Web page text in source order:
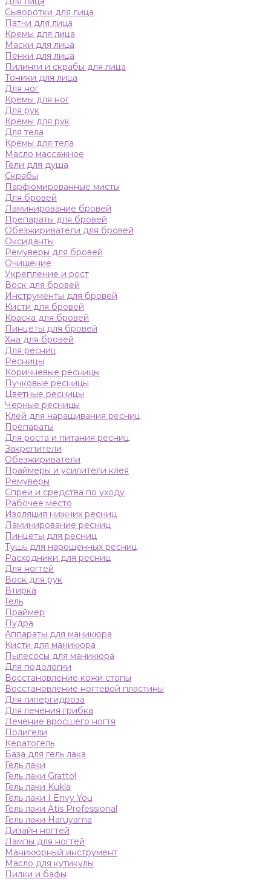
Сыворотки для лица
Патчи для лица
Кремы для лица
Маски для лица
Пенки для лица
Пилинги и скрабы для лица
Тоники для лица
Для ног
Кремы для ног
Для рук
Кремы для рук
Для тела
Кремы для тела
Масло массажное
Гели для душа
Скрабы
Парфюмированные мисты
Для бровей
Ламинирование бровей
Препараты для бровей
Обезжириватели для бровей
Оксиданты
Ремуверы для бровей
Очищение
Укрепление и рост
Воск для бровей
Инструменты для бровей
Кисти для бровей
Краска для бровей
Пинцеты для бровей
Хна для бровей
Для ресниц
Ресницы
Коричневые ресницы
Пучковые ресницы
Цветные ресницы
Черные ресницы
Клей для наращивания ресниц
Препараты
Для роста и питания ресниц
Закрепители
Обезжириватели
Праймеры и усилители клея
Ремуверы
Спреи и средства по уходу
Рабочее место
Изоляция нижних ресниц
Ламинирование ресниц
Пинцеты для ресниц
Тушь для нарощенных ресниц
Расходники для ресниц
Для ногтей
Воск для рук
Втирка
Гель
Праймер
Пудра
Аппараты для маникюра
Кисти для маникюра
Пылесосы для маникюра
Для подологии
Восстановление кожи стопы
Восстановление ногтевой пластины
Для гипергидроза
Для лечения грибка
Лечение вросшего ногтя
Полигели
Кератогель
База для гель лака
Гель лаки
Гель лаки Grattol
Гель лаки Kukla
Гель лаки I Envy You
Гель лаки Atis Professional
Гель лаки Haruyama
Дизайн ногтей
Лампы для ногтей
Маникюрный инструмент
Масло для кутикулы
Пилки и бафы